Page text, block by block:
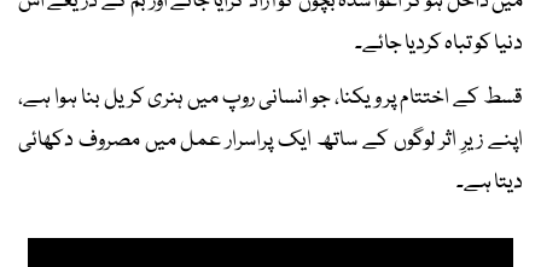
دنیا کو تباہ کردیا جائے۔
قسط کے اختتام پر ویکنا، جو انسانی روپ میں ہنری کریل بنا ہوا ہے،
اپنے زیرِ اثر لوگوں کے ساتھ ایک پراسرار عمل میں مصروف دکھائی
دیتا ہے۔